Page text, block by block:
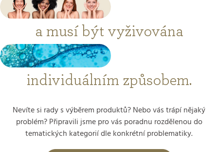
a musí být vyživována
individuálním způsobem.
Nevíte si rady s výběrem produktů? Nebo vás trápí nějaký
problém? Připravili jsme pro vás poradnu rozdělenou do
tematických kategorií dle konkrétní problematiky.